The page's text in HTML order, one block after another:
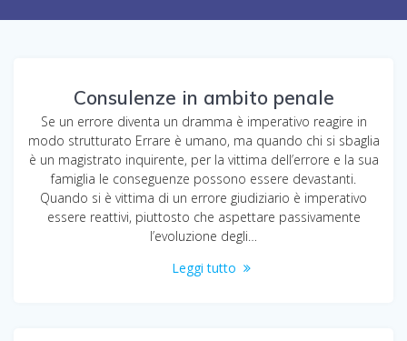
Consulenze in ambito penale
Se un errore diventa un dramma è imperativo reagire in
modo strutturato Errare è umano, ma quando chi si sbaglia
è un magistrato inquirente, per la vittima dell’errore e la sua
famiglia le conseguenze possono essere devastanti.
Quando si è vittima di un errore giudiziario è imperativo
essere reattivi, piuttosto che aspettare passivamente
l’evoluzione degli…
Leggi tutto